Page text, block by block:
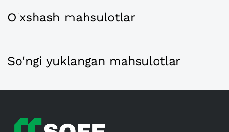
O'xshash mahsulotlar
So'ngi yuklangan mahsulotlar